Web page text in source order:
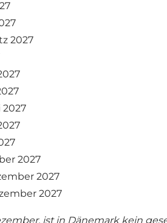
2027
2027
2027
2027
2027
ist in Dänemark kein